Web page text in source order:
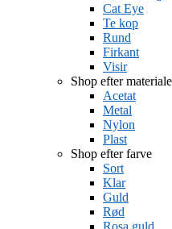
Cat Eye
Te kop
Rund
Firkant
Visir
Shop efter materiale
Acetat
Metal
Nylon
Plast
Shop efter farve
Sort
Klar
Guld
Rød
Rosa guld